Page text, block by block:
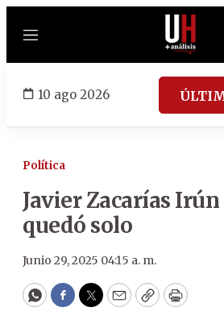
Menú
10 ago 2026
Política
Javier Zacarías
quedó solo
Junio 29, 2025 04:15 a. m.
WhatsApp
Facebook
Twitter
EmailCopyPrint